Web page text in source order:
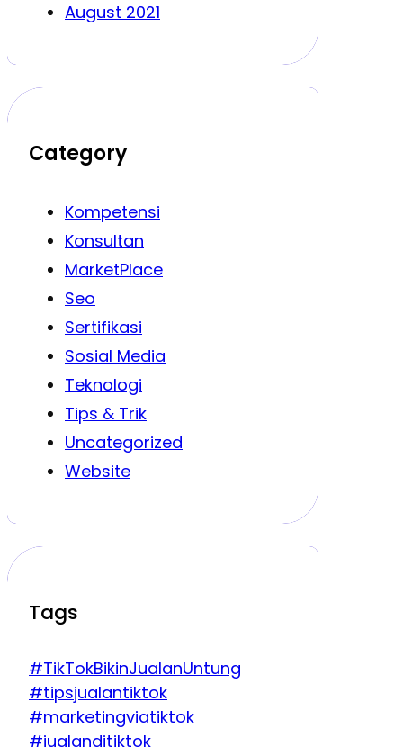
August 2021
Category
Kompetensi
Konsultan
MarketPlace
Seo
Sertifikasi
Sosial Media
Teknologi
Tips & Trik
Uncategorized
Website
Tags
#TikTokBikinJualanUntung
#tipsjualantiktok
#marketingviatiktok
#jualanditiktok